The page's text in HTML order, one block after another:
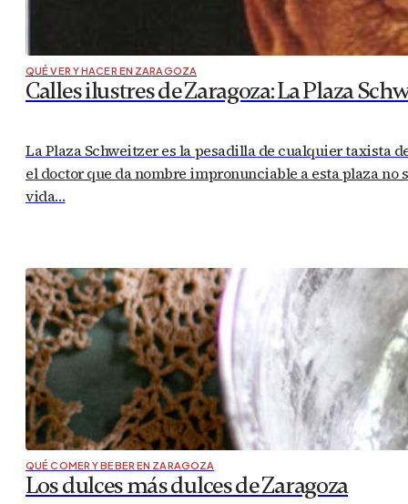
QUÉ VER Y HACER EN ZARAGOZA
Calles ilustres de Zaragoza: La Plaza
La Plaza Schweitzer es la pesadilla de cualquier taxista
el doctor que da nombre impronunciable a esta plaza
vida…
QUÉ COMER Y BEBER EN ZARAGOZA
Los dulces más dulces de Zaragoza